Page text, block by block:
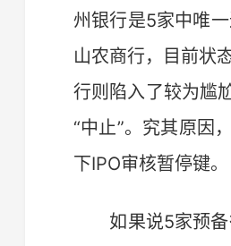
州银行是5家中唯
山农商行，目前状
行则陷入了较为尴
“中止”。究其原因
下IPO审核暂停键。
如果说5家预备